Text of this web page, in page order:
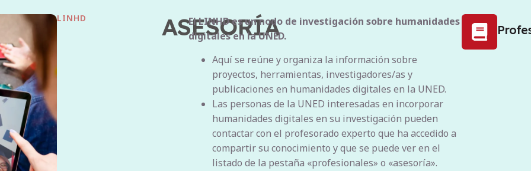
LINHD ASESORÍA
El LINHD es un nodo de investigación sobre humanidades
digitales en la UNED.
Aquí se reúne y organiza la información sobre
proyectos, herramientas, investigadores/as y
publicaciones en humanidades digitales en la UNED.
Las personas de la UNED interesadas en incorporar
humanidades digitales en su investigación pueden
contactar con el profesorado experto que ha accedido a
compartir su conocimiento y que se puede ver en el
listado de la pestaña «profesionales» o «asesoría».